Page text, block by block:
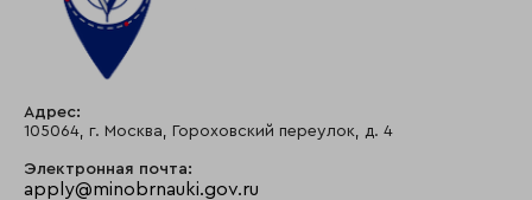
Адрес:
105064, г. Москва, Гороховский переулок, д. 4
Электронная почта:
apply@minobrnauki.gov.ru